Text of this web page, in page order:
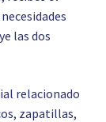
las dos
relacionado
zapatillas,